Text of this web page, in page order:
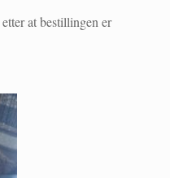
at bestillingen er